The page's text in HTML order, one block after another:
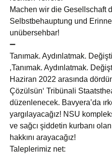
Machen wir die Gesellschaft
Selbstbehauptung und
unübersehbar!
➖
Tanımak. Aydınlatmak.
‚Tanımak. Aydınlatmak.
Haziran 2022 arasında
Çözülsün‘ Tribünali
düzenlenecek. Bavyera’da
yargılayacağız! NSU
ve sağcı şiddetin kurbanı
hakkını arayacağız!
Taleplerimiz net: